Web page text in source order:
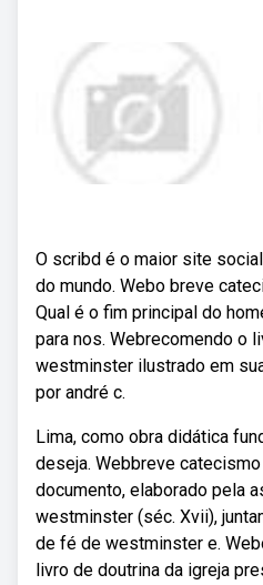
O scribd é o maior site
do mundo. Webo breve
Qual é o fim principal do
para nos. Webrecomendo o
westminster ilustrado em
por andré c.
Lima, como obra didática
deseja. Webbreve
documento, elaborado pela
westminster (séc. Xvii),
de fé de westminster e.
livro de doutrina da igreja